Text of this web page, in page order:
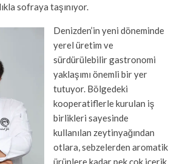
sofraya taşınıyor.
Denizden’in yeni döneminde
yerel üretim ve
sürdürülebilir gastronomi
yaklaşımı önemli bir yer
tutuyor. Bölgedeki
kooperatiflerle kurulan iş
birlikleri sayesinde
kullanılan zeytinyağından
otlara, sebzelerden aromatik
ürünlere kadar pek çok içerik